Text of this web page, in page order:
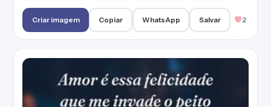
Criar imagem Copiar WhatsApp Salvar 2